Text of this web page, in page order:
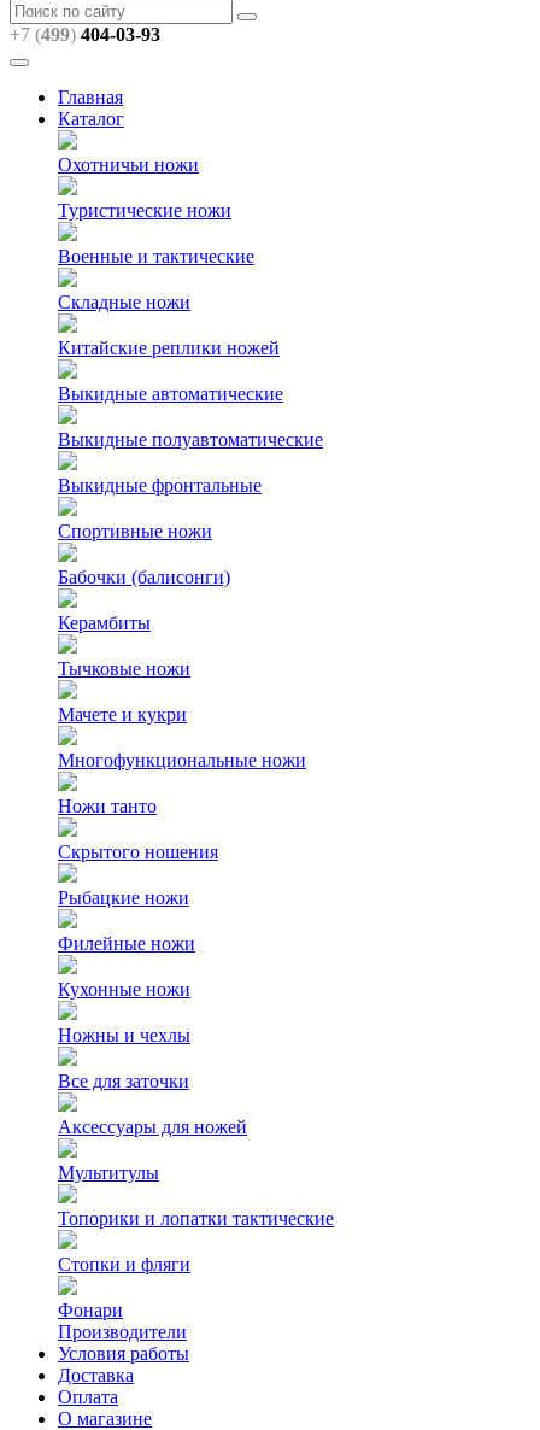
+7 (499) 404-03-93
Главная
Каталог
Охотничьи ножи
Туристические ножи
Военные и тактические
Складные ножи
Китайские реплики ножей
Выкидные автоматические
Выкидные полуавтоматические
Выкидные фронтальные
Спортивные ножи
Бабочки (балисонги)
Керамбиты
Тычковые ножи
Мачете и кукри
Многофункциональные ножи
Ножи танто
Скрытого ношения
Рыбацкие ножи
Филейные ножи
Кухонные ножи
Ножны и чехлы
Все для заточки
Аксессуары для ножей
Мультитулы
Топорики и лопатки тактические
Стопки и фляги
Фонари
Производители
Условия работы
Доставка
Оплата
О магазине